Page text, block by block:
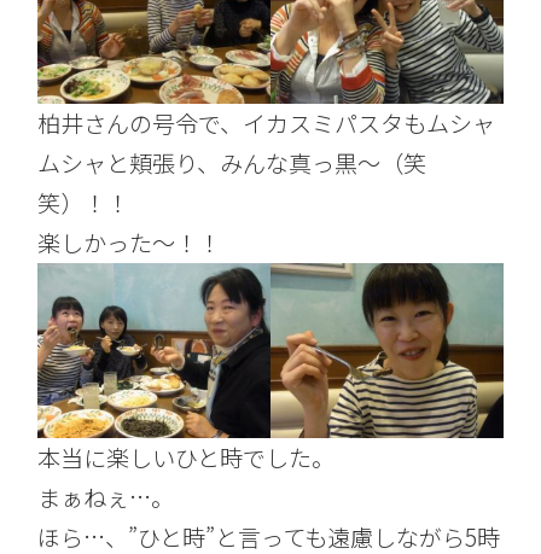
柏井さんの号令で、イカスミパスタもムシャ
ムシャと頬張り、みんな真っ黒～（笑
笑）！！
楽しかった～！！
本当に楽しいひと時でした。
まぁねぇ…。
ほら…、”ひと時”と言っても遠慮しながら5時